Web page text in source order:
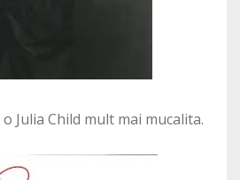
Julia Child mult mai mucalita.